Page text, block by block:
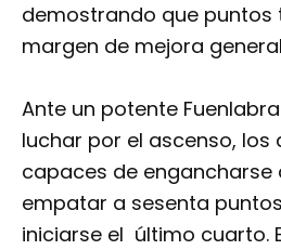
demostrando que puntos
margen de mejora
Ante un potente
luchar por el ascenso, los
capaces de engancharse
empatar a sesenta
iniciarse el último cuarto.